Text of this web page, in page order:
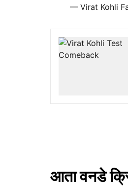
— Virat Kohli
आता वनडे